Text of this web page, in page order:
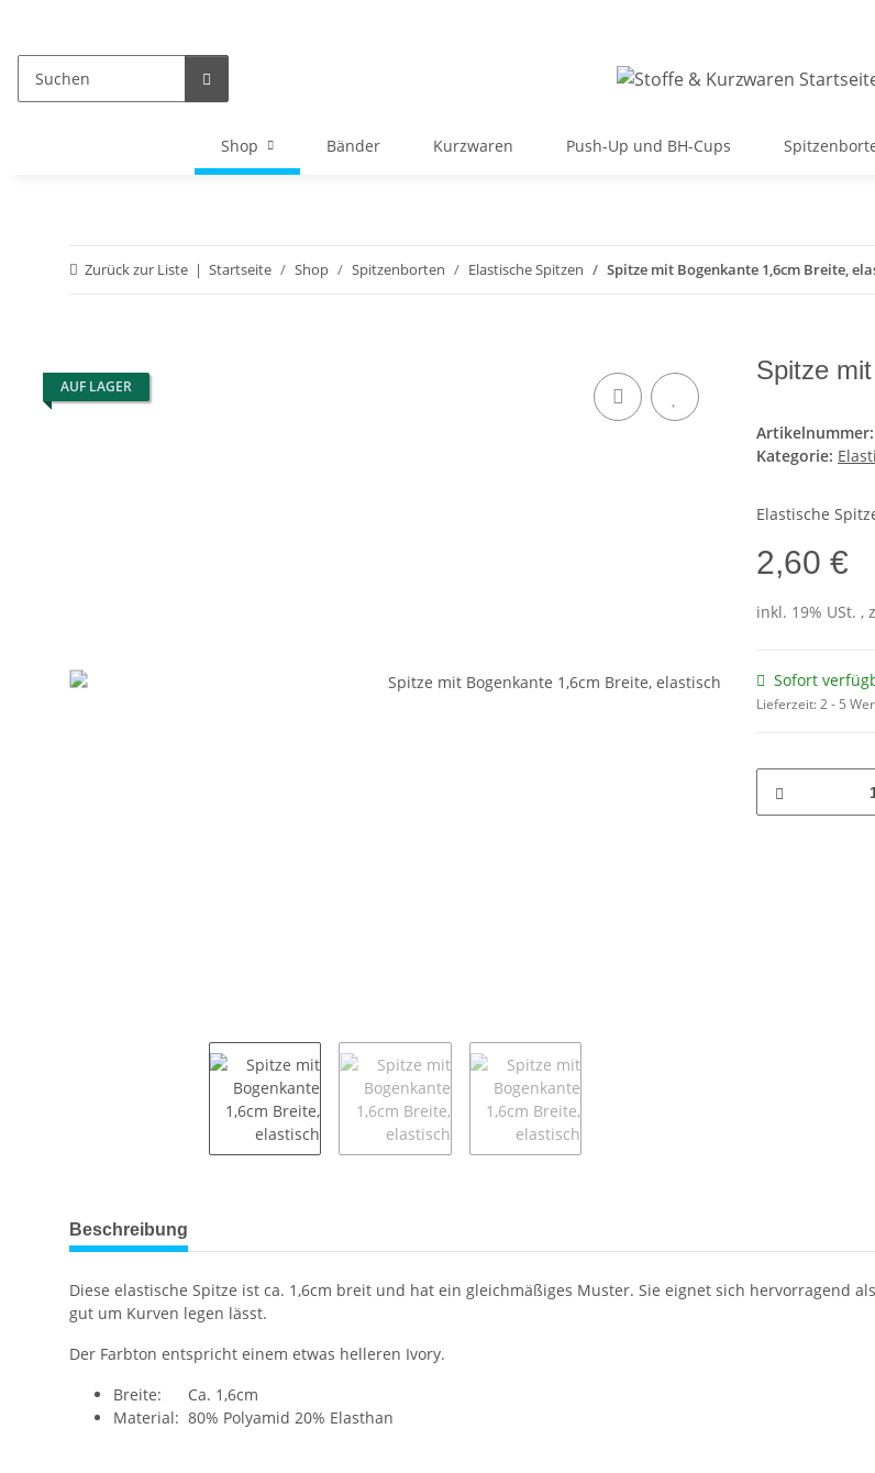
Shop Bänder Kurzwaren Push-Up und BH-Cups
Zurück zur Liste Startseite Shop Spitzenborten Elastische Spitzen Spitze mit Bogenkante 1,6cm Breite,
AUF LAGER
Spitze
Artikelnummer:
Kategorie:
Elastische
2,60 €
inkl. 19% USt. ,
Sofort
Lieferzeit:2 - 5
weitere Registerkarten anzeigen
Beschreibung
Diese elastische Spitze ist ca. 1,6cm breit und hat ein gleichmäßiges Muster. Sie eignet sich hervorragend
gut um Kurven legen lässt.
Der Farbton entspricht einem etwas helleren Ivory.
Breite: Ca. 1,6cm
Material: 80% Polyamid 20% Elasthan